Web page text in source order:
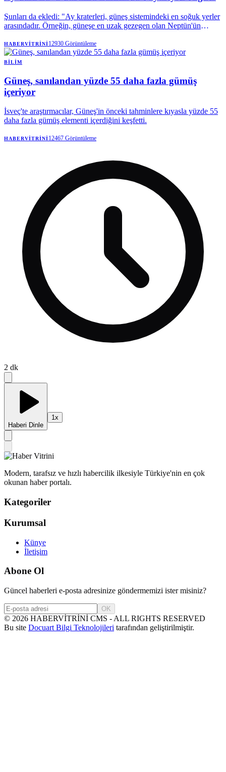
Şunları da ekledi: "Ay kraterleri, güneş sistemindeki en soğuk yerler
arasındadır. Örneğin, güneşe en uzak gezegen olan Neptün'ün
HABERVITRINI12930 Görüntüleme
BILIM
Güneş, sanılandan yüzde 55 daha fazla gümüş
içeriyor
İsveç'te araştırmacılar, Güneş'in önceki tahminlere kıyasla yüzde 55
daha fazla gümüş elementi içerdiğini keşfetti.
HABERVITRINI12467 Görüntüleme
2 dk
Haberi Dinle
1x
Modern, tarafsız ve hızlı habercilik ilkesiyle Türkiye'nin en çok
okunan haber portalı.
Kategoriler
Kurumsal
Künye
İletişim
Abone Ol
Güncel haberleri e-posta adresinize göndermemizi ister misiniz?
OK
© 2026 HABERVİTRİNİ CMS - ALL RIGHTS RESERVED
Bu site Docuart Bilgi Teknolojileri tarafından geliştirilmiştir.